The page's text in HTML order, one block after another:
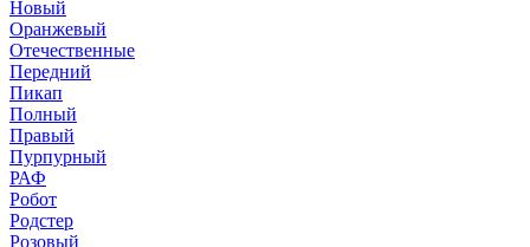
Новый
Оранжевый
Отечественные
Передний
Пикап
Полный
Правый
Пурпурный
РАФ
Робот
Родстер
Розовый